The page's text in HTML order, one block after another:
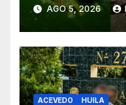
AGO 5, 2026
ACEVEDO HUILA